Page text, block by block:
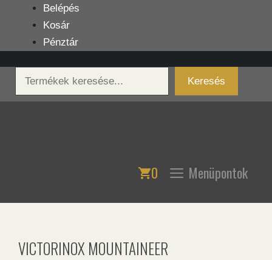
tartalomba
Belépés
Kosár
Pénztár
Keresés
Keresés
0 Menüpontok
VICTORINOX MOUNTAINEER